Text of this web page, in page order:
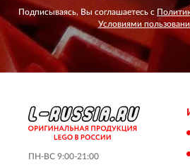
Подписываясь, Вы соглашаетесь с
Условиями
ПН-ВС 9:00-21:00